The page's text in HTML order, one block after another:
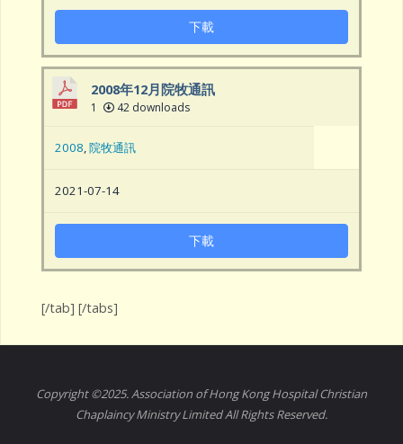
下載
2008年12月院牧通訊
1 42 downloads
2008,院牧通訊
2021-07-14
下載
[/tab] [/tabs]
Copyright ©2025. Association of Hong Kong Hospital Christian
Chaplaincy Ministry Limited All Rights Reserved.